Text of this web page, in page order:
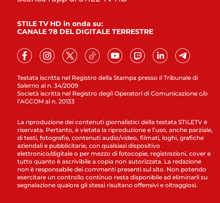
Testata iscritta nel Registro della Stampa presso il Tribunale di
Salerno al n. 34/2009
Società iscritta nel Registro degli Operatori di Comunicazione c/o
l’AGCOM al n. 20133
STILE TV HD in onda su:
CANALE 78 DEL DIGITALE TERRESTRE
La riproduzione dei contenuti giornalistici della testata STILETV è
riservata. Pertanto, è vietata la riproduzione e l’uso, anche parziale,
di testi, fotografie, contenuti audio/video, filmati, loghi, grafiche
aziendali e pubblicitarie, con qualsiasi dispositivo
elettronico/digitale o per mezzo di fotocopie, registrazioni, cover e
tutto quanto è ascrivibile a copia non autorizzata. La redazione
non è responsabile dei commenti presenti sul sito. Non potendo
esercitare un controllo continuo resta disponibile ad eliminarli su
segnalazione qualora gli stessi risultano offensivi e oltraggiosi.